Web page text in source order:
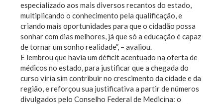
especializado aos mais diversos recantos do estado,
multiplicando o conhecimento pela qualificação, e
criando mais oportunidades para que o cidadão possa
sonhar com dias melhores, já que só a educação é capaz
de tornar um sonho realidade”, – avaliou.
E lembrou que havia um déficit acentuado na oferta de
médicos no estado, para justificar que a chegada do
curso viria sim contribuir no crescimento da cidade e da
região, e reforçou sua justificativa a partir de números
divulgados pelo Conselho Federal de Medicina: o